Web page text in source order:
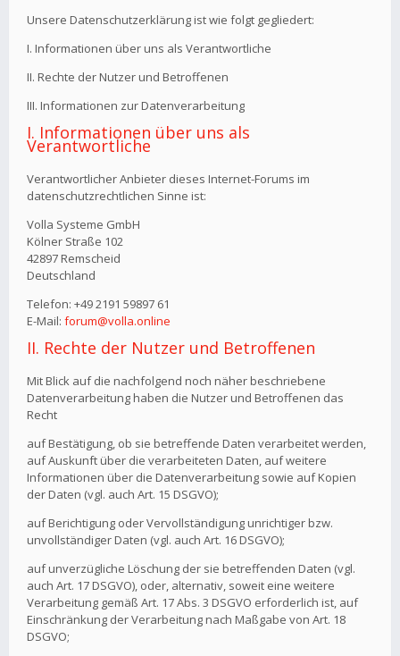
Unsere Datenschutzerklärung ist wie folgt gegliedert:
I. Informationen über uns als Verantwortliche
II. Rechte der Nutzer und Betroffenen
III. Informationen zur Datenverarbeitung
I. Informationen über uns als
Verantwortliche
Verantwortlicher Anbieter dieses Internet-Forums im
datenschutzrechtlichen Sinne ist:
Volla Systeme GmbH
Kölner Straße 102
42897 Remscheid
Deutschland
Telefon: +49 2191 59897 61
E-Mail: forum@volla.online
II. Rechte der Nutzer und Betroffenen
Mit Blick auf die nachfolgend noch näher beschriebene
Datenverarbeitung haben die Nutzer und Betroffenen das
Recht
auf Bestätigung, ob sie betreffende Daten verarbeitet werden,
auf Auskunft über die verarbeiteten Daten, auf weitere
Informationen über die Datenverarbeitung sowie auf Kopien
der Daten (vgl. auch Art. 15 DSGVO);
auf Berichtigung oder Vervollständigung unrichtiger bzw.
unvollständiger Daten (vgl. auch Art. 16 DSGVO);
auf unverzügliche Löschung der sie betreffenden Daten (vgl.
auch Art. 17 DSGVO), oder, alternativ, soweit eine weitere
Verarbeitung gemäß Art. 17 Abs. 3 DSGVO erforderlich ist, auf
Einschränkung der Verarbeitung nach Maßgabe von Art. 18
DSGVO;